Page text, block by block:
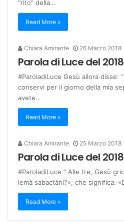
“rito” della…
Read More »
Chiara Amirante 26 Marzo 2018
Parola di Luce del
#ParoladiLuce Gesù allora disse:
conservi per il giorno della mia
avete…
Read More »
Chiara Amirante 25 Marzo 2018
Parola di Luce del
#ParoladiLuce ” Alle tre, Gesù
lemà sabactàni?», che significa:
Read More »